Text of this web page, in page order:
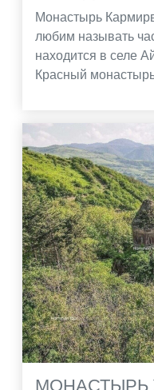
Монастырь
любим называть
находится в селе
Красный
МОНАСТЫРЬ